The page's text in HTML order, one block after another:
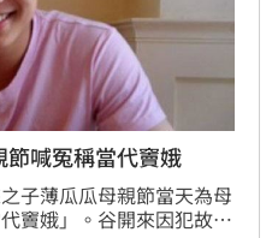
喊冤稱當代竇娥
子薄瓜瓜母親節當天為母
竇娥」。谷開來因犯故意